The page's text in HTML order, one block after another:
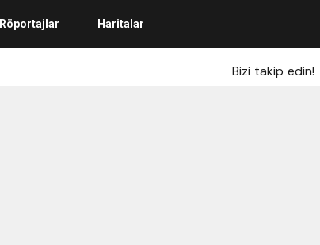
Röportajlar Haritalar
Bizi takip edin!